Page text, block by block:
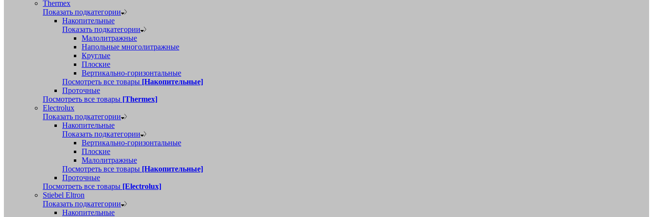
Thermex
Показать подкатегории
Накопительные
Показать подкатегории
Малолитражные
Напольные многолитражные
Круглые
Плоские
Вертикально-горизонтальные
Посмотреть все товары [Накопительные]
Проточные
Посмотреть все товары [Thermex]
Electrolux
Показать подкатегории
Накопительные
Показать подкатегории
Вертикально-горизонтальные
Плоские
Малолитражные
Посмотреть все товары [Накопительные]
Проточные
Посмотреть все товары [Electrolux]
Stiebel Eltron
Показать подкатегории
Накопительные